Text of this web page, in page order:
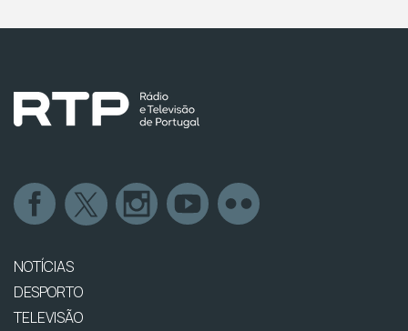
NOTÍCIAS
DESPORTO
TELEVISÃO